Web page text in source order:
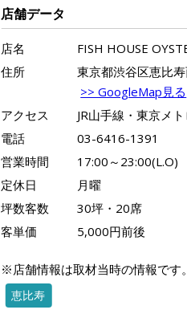
店舗データ
店名
FISH HOUSE
住所
東京都渋谷区恵比
>> GoogleMap見る
アクセス
JR山手線・東京メ
電話
03-6416-1391
営業時間
17:00～23:00(L.O)
定休日
月曜
坪数客数
30坪・20席
客単価
5,000円前後
※店舗情報は取材当時の情報です
恵比寿